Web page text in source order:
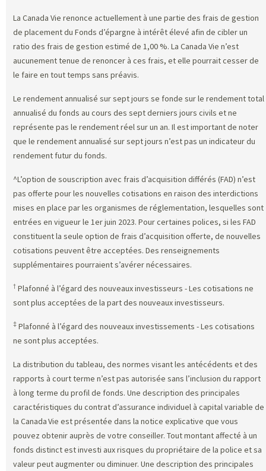
La Canada Vie renonce actuellement à une partie des frais de gestion
de placement du Fonds d’épargne à intérêt élevé afin de cibler un
ratio des frais de gestion estimé de 1,00 %. La Canada Vie n’est
aucunement tenue de renoncer à ces frais, et elle pourrait cesser de
le faire en tout temps sans préavis.
Le rendement annualisé sur sept jours se fonde sur le rendement total
annualisé du fonds au cours des sept derniers jours civils et ne
représente pas le rendement réel sur un an. Il est important de noter
que le rendement annualisé sur sept jours n’est pas un indicateur du
rendement futur du fonds.
^L’option de souscription avec frais d’acquisition différés (FAD) n’est
pas offerte pour les nouvelles cotisations en raison des interdictions
mises en place par les organismes de réglementation, lesquelles sont
entrées en vigueur le 1er juin 2023. Pour certaines polices, si les FAD
constituent la seule option de frais d’acquisition offerte, de nouvelles
cotisations peuvent être acceptées. Des renseignements
supplémentaires pourraient s’avérer nécessaires.
† Plafonné à l’égard des nouveaux investisseurs - Les cotisations ne
sont plus acceptées de la part des nouveaux investisseurs.
‡ Plafonné à l’égard des nouveaux investissements - Les cotisations
ne sont plus acceptées.
La distribution du tableau, des normes visant les antécédents et des
rapports à court terme n’est pas autorisée sans l’inclusion du rapport
à long terme du profil de fonds. Une description des principales
caractéristiques du contrat d’assurance individuel à capital variable de
la Canada Vie est présentée dans la notice explicative que vous
pouvez obtenir auprès de votre conseiller. Tout montant affecté à un
fonds distinct est investi aux risques du propriétaire de la police et sa
valeur peut augmenter ou diminuer. Une description des principales